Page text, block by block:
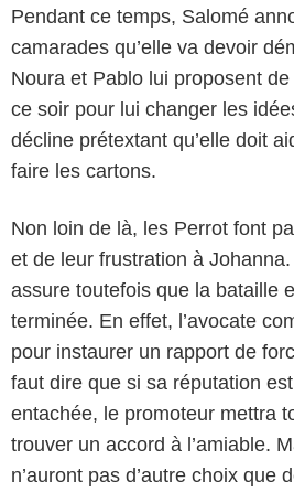
Pendant ce temps, Salomé
camarades qu’elle va devoir
Noura et Pablo lui proposent
ce soir pour lui changer les
décline prétextant qu’elle doit
faire les cartons.
Non loin de là, les Perrot font
et de leur frustration à
assure toutefois que la bataille
terminée. En effet, l’avocate
pour instaurer un rapport de
faut dire que si sa réputation
entachée, le promoteur mettra
trouver un accord à l’amiable.
n’auront pas d’autre choix que